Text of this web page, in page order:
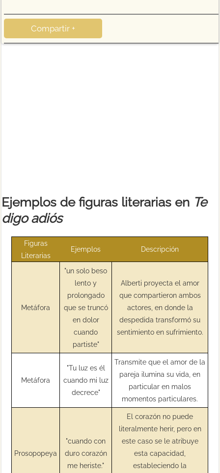
Compartir +
Ejemplos de figuras literarias en Te
digo adiós
Figuras
Literarias
Ejemplos Descripción
Metáfora
"un solo beso
lento y
prolongado
que se truncó
en dolor
cuando
partiste"
Alberti proyecta el amor
que compartieron ambos
actores, en donde la
despedida transformó su
sentimiento en sufrimiento.
Metáfora
"Tu luz es él
cuando mi luz
decrece"
Transmite que el amor de la
pareja ilumina su vida, en
particular en malos
momentos particulares.
Prosopopeya
"cuando con
duro corazón
me heriste."
El corazón no puede
literalmente herir, pero en
este caso se le atribuye
esta capacidad,
estableciendo la